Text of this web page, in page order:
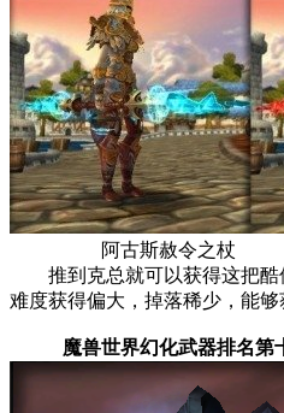
阿古斯赦令之杖
推到克总就可以获得这把酷
难度获得偏大，掉落稀少，能
魔兽世界幻化武器排名第